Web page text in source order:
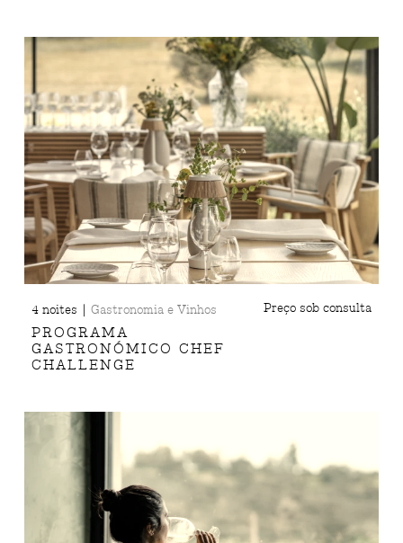
4 noites |Gastronomia e Vinhos
PROGRAMA
GASTRONÓMICO CHEF
CHALLENGE
Preço sob consulta